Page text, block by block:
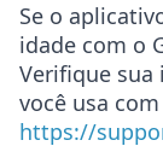
Se o
idade com o
Verifique sua
você usa
https://